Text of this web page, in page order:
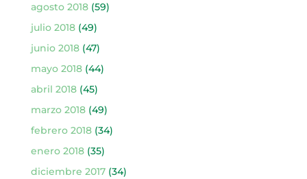
agosto 2018(59)
julio 2018(49)
junio 2018(47)
mayo 2018(44)
abril 2018(45)
marzo 2018(49)
febrero 2018(34)
enero 2018(35)
diciembre 2017(34)